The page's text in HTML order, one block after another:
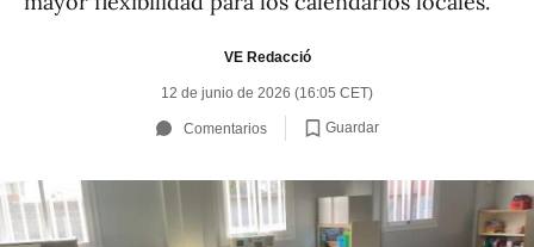
VE Redacció
12 de junio de 2026 (16:05 CET)
Comentarios Guardar